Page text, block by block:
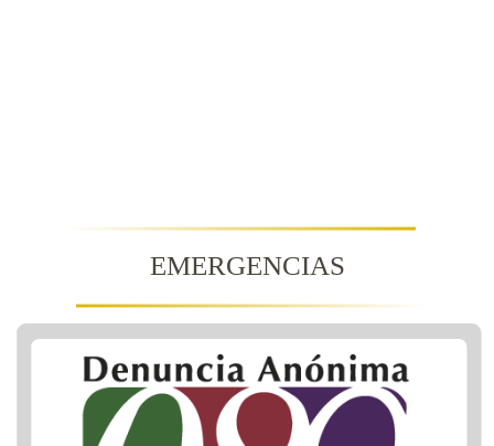
EMERGENCIAS